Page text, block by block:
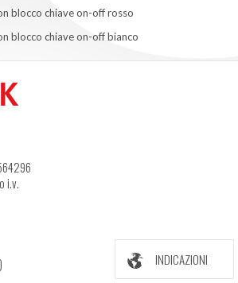
blocco chiave on-off rosso
blocco chiave on-off bianco
i.v.
INDICAZIONI